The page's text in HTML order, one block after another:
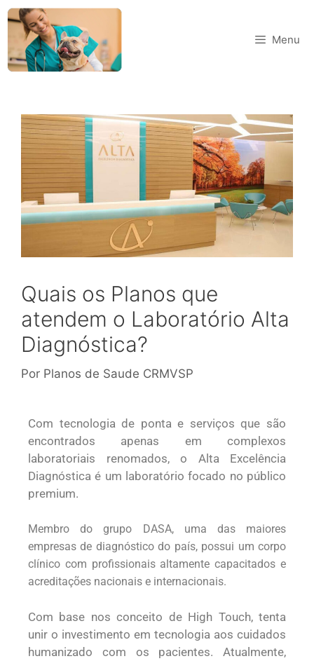
Menu
Quais os Planos que
atendem o Laboratório Alta
Diagnóstica?
Por Planos de Saude CRMVSP
Com tecnologia de ponta e serviços que são
encontrados apenas em complexos
laboratoriais renomados, o Alta Excelência
Diagnóstica é um laboratório focado no público
premium.
Membro do grupo DASA, uma das maiores
empresas de diagnóstico do país, possui um corpo
clínico com profissionais altamente capacitados e
acreditações nacionais e internacionais.
Com base nos conceito de High Touch, tenta
unir o investimento em tecnologia aos cuidados
humanizado com os pacientes. Atualmente,